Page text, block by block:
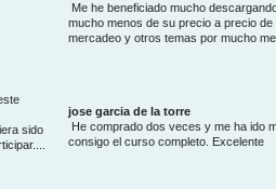
sido
Me he beneficiado mucho
mucho menos de su precio a precio
mercadeo y otros temas por mucho
jose garcia de la torre
He comprado dos veces y me ha ido
consigo el curso completo. Excelente